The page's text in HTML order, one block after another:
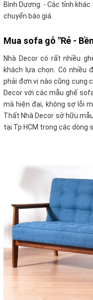
Bình Dương. - Các tỉnh
chuyển báo giá.
Mua sofa gỗ "Rẻ -
Nhà Decor có rất nhiều
khách lựa chọn. Có nhiều
phải đơn vị nào cũng cung
Decor với các mẫu ghế
mà hiện đại, không sợ lỗi
Thất Nhà Decor sở hữu
tại Tp HCM trong các dòng